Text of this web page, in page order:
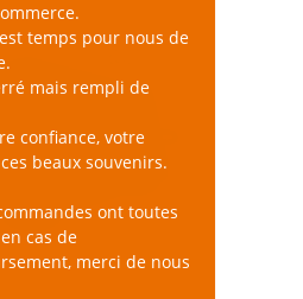
temps pour nous de
mais rempli de
confiance, votre
beaux souvenirs.
ont toutes
cas de
merci de nous